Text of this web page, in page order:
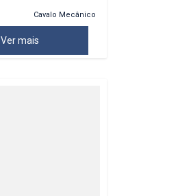
Cavalo Mecânico
Ver mais